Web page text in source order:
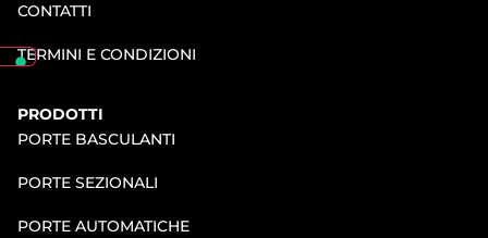
CONTATTI
TERMINI E CONDIZIONI
PRODOTTI
PORTE BASCULANTI
PORTE SEZIONALI
PORTE AUTOMATICHE